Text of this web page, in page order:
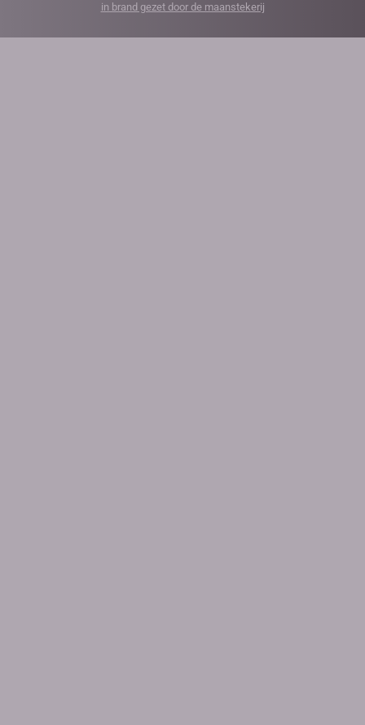
in brand gezet door de maanstekerij